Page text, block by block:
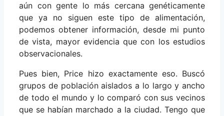
aún con gente lo más cercana genéticamente
que ya no siguen este tipo de alimentación,
podemos obtener información, desde mi punto
de vista, mayor evidencia que con los estudios
observacionales.
Pues bien, Price hizo exactamente eso. Buscó
grupos de población aislados a lo largo y ancho
de todo el mundo y lo comparó con sus vecinos
que se habían marchado a la ciudad. Tengo que